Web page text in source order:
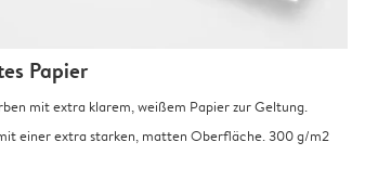
Papier
mit extra klarem, weißem Papier zur Geltung.
einer extra starken, matten Oberfläche. 300 g/m2